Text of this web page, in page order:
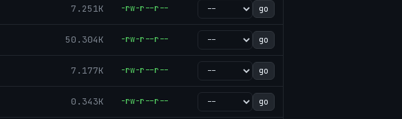
7.251K -rw-r--r-- go
50.304K -rw-r--r-- go
7.177K -rw-r--r-- go
0.343K -rw-r--r-- go